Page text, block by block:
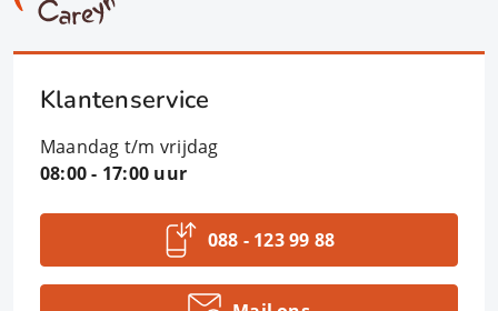
Klantenservice
Maandag t/m vrijdag
08:00 - 17:00 uur
088 - 123 99 88